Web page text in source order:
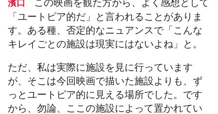
濱口 この映画を観た方から、よく感想として
「ユートピア的だ」と言われることがありま
す。ある種、否定的なニュアンスで「こんな
キレイごとの施設は現実にはないよね」と。
ただ、私は実際に施設を見に行っています
が、そこは今回映画で描いた施設よりも、ず
っとユートピア的に見える場所でした。です
から、勿論、ここの施設によって置かれてい